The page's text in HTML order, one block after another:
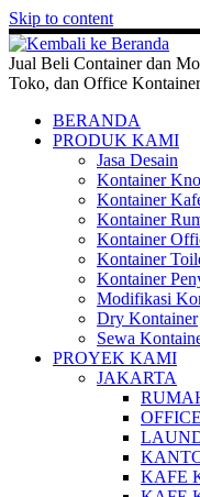
Skip to content
Jual Beli Container dan
Toko, dan Office Kontainer
BERANDA
PRODUK KAMI
Jasa Desain
Kontainer
Kontainer
Kontainer
Kontainer
Kontainer
Kontainer
Modifikasi
Dry Kontainer
Sewa
PROYEK KAMI
JAKARTA
KAFE